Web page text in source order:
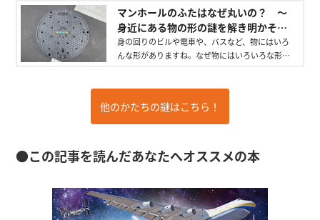
があります。身近な物の形の謎を明らかにしてい
きましょう。
マンホールのふたはなぜ丸いの？ ～
身近にある物の形の謎を解き明かそ
う！～ - 講談社の動く図鑑MOVE｜講談
社
身の回りのビルや電車や、バスなど、物にはいろ
んな形がありますね。なぜ物にはいろいろな形が
きましょう。
他のかたちの謎はこちら！
●この記事を読んだあなたへオススメの本